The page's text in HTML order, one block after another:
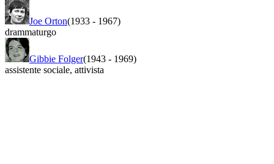
Joe Orton(1933 - 1967)
drammaturgo
Gibbie Folger(1943 - 1969)
assistente sociale, attivista